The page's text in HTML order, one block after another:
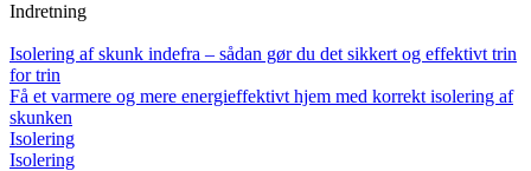
Indretning
Isolering af skunk indefra – sådan gør du det sikkert og effektivt trin
for trin
Få et varmere og mere energieffektivt hjem med korrekt isolering af
skunken
Isolering
Isolering